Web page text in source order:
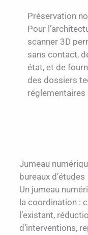
Préservation
Pour
scanner 3D
sans contact,
état, et de
des dossiers
Jumeau
bureaux d’études
Un jumeau
la coordination :
l’existant,
d’interventions,